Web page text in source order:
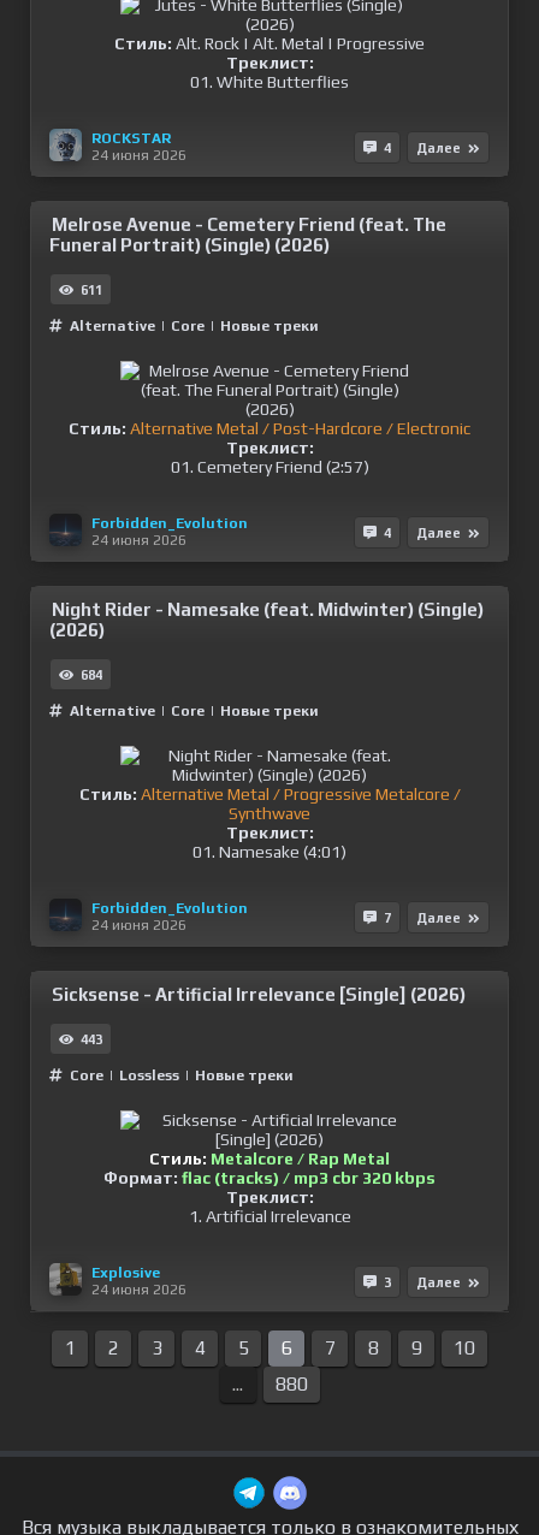
Стиль: Alt. Rock | Alt. Metal | Progressive
Треклист:
01. White Butterflies
ROCKSTAR
24 июня 2026
4 Далее
Melrose Avenue - Cemetery Friend (feat. The
Funeral Portrait) (Single) (2026)
611
Alternative | Сore | Новые треки
Стиль: Alternative Metal / Post-Hardcore / Electronic
Треклист:
01. Cemetery Friend (2:57)
Forbidden_Evolution
24 июня 2026
4 Далее
Night Rider - Namesake (feat. Midwinter) (Single)
(2026)
684
Alternative | Сore | Новые треки
Стиль: Alternative Metal / Progressive Metalcore /
Synthwave
Треклист:
01. Namesake (4:01)
Forbidden_Evolution
24 июня 2026
7 Далее
Sicksense - Artificial Irrelevance [Single] (2026)
443
Сore | Lossless | Новые треки
Стиль: Metalcore / Rap Metal
Формат: flac (tracks) / mp3 cbr 320 kbps
Треклист:
1. Artificial Irrelevance
Explosive
24 июня 2026
3 Далее
1 2 3 4 5 6 7 8 9
10
...
880
Вся музыка выкладывается только в ознакомительных